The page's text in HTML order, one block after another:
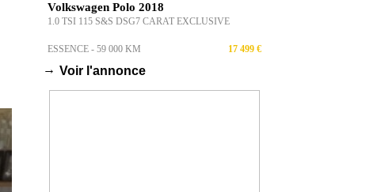
Volkswagen Polo 2018
1.0 TSI 115 S&S DSG7 CARAT EXCLUSIVE
ESSENCE - 59 000 KM 17 499 €
→ Voir l'annonce